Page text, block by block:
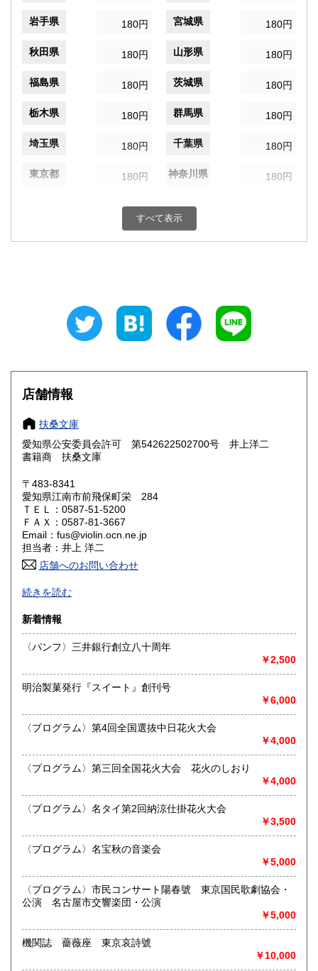
岩手県 180円 宮城県 180円
秋田県 180円 山形県 180円
福島県 180円 茨城県 180円
栃木県 180円 群馬県 180円
埼玉県 180円 千葉県 180円
東京都 180円 神奈川県 180円
180円 富山県
180円 三重県
大阪府
奈良県
鳥取県 180円 島根県 180円
岡山県
山口県 180円
香川県 180円
高知県 180円
佐賀県
熊本県 180円 大分県 180円
180円
沖縄県 180円
すべて表示
店舗情報
扶桑文庫
愛知県公安委員会許可 第542622502700号 井上洋二
書籍商 扶桑文庫
〒483-8341
愛知県江南市前飛保町栄 284
ＴＥＬ：0587-51-5200
ＦＡＸ：0587-81-3667
Email：fus@violin.ocn.ne.jp
担当者：井上 洋二
店舗へのお問い合わせ
古文書、古地図、刷り物、一枚もの、絵葉書、鳥瞰図、近代
文献資料等を主体に扱っております。
沿線名：名鉄犬山線
最寄駅：江南駅下車
営業時間：10:00〜17:00
書籍の買取について
買取 買取専用フリーダイヤル 0120-006-229 (担当・
井上)
す。
御整理・御売却はお気軽に当店にご相談ください。
お電話、メール等でご連絡次第、即日に参上いたします。古
書買い取り、古本買い取り、大量大歓迎です。
特に古いもの全般(和本、古文書、紙物チラシ、郷土資料、地
図、宗教、芸能、美術、文学、雑誌等)に力を入れておりま
す。
又書画骨董品も別部門で取り扱いしておりますので引越し増
愛知県・岐阜県を中心に近県の方、日時打ち合わせの後、ご
訪問し、見積もり・買入をさせていただきます。
まずはお気軽にご連絡ください。
お品物を送料着払いでお送りいただければ、即日に評価しご
連絡ご送金いたします。
続きを読む
新着情報
〈パンフ〉三井銀行創立八十周年
￥2,500
明治製菓発行『スイート』創刊号
￥6,000
〈プログラム〉第4回全国選抜中日花火大会
￥4,000
〈プログラム〉第三回全国花火大会 花火のしおり
￥4,000
〈プログラム〉名タイ第2回納涼仕掛花火大会
￥3,500
〈プログラム〉名宝秋の音楽会
￥5,000
〈プログラム〉市民コンサート陽春號 東京国民歌劇協会・
公演 名古屋市交響楽団・公演
￥5,000
機関誌 薔薇座 東京哀詩號
￥10,000